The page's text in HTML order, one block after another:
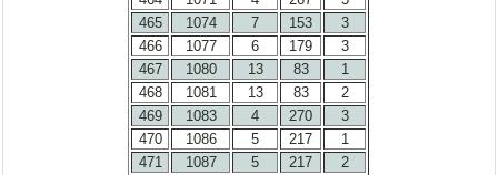
465
1074 7 153
3
466
1077 6 179
3
467
1080 13 83
1
468
1081 13 83
2
469
1083 4 270
3
470
1086 5 217
1
471
1087 5 217
2